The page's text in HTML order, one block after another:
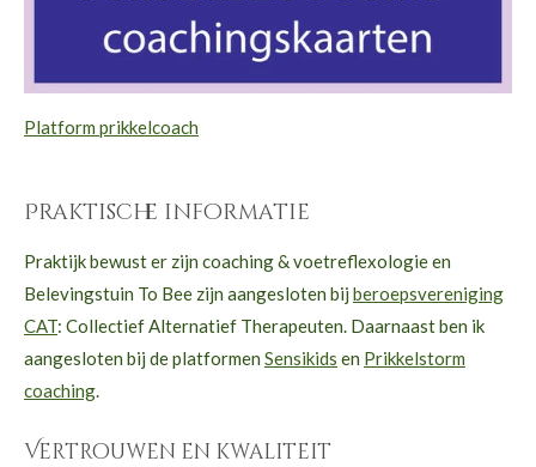
Platform prikkelcoach
Praktische informatie
Praktijk bewust er zijn coaching & voetreflexologie en
Belevingstuin To Bee zijn aangesloten bij beroepsvereniging
CAT: Collectief Alternatief Therapeuten. Daarnaast ben ik
aangesloten bij de platformen Sensikids en Prikkelstorm
coaching.
Vertrouwen en kwaliteit